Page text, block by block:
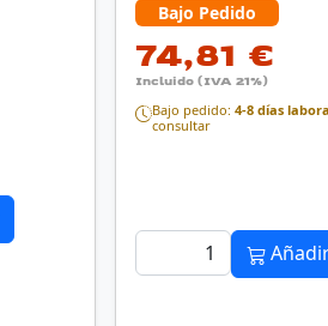
Bajo Pedido
74,81 €
Incluido (IVA 21%)
Bajo pedido: 4-8 días
consultar